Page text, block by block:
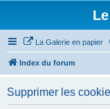
La Galerie en papier
Index du forum
Supprimer les